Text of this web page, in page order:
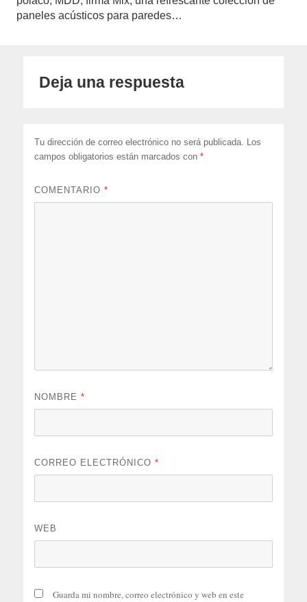
paneles acústicos para paredes…
Deja una respuesta
Tu dirección de correo electrónico no será publicada. Los
campos obligatorios están marcados con*
COMENTARIO*
NOMBRE*
CORREO ELECTRÓNICO*
WEB
Guarda mi nombre, correo electrónico y web en este